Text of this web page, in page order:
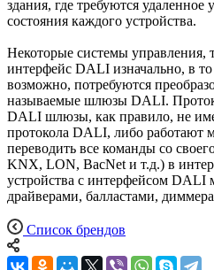
здания, где требуются
состояния каждого устройства.
Некоторые системы управления,
интерфейс DALI изначально, в
возможно, потребуются
называемые шлюзы DALI.
DALI шлюзы, как правило, не
протокола DALI, либо работают
переводить все команды со
KNX, LON, BacNet и т.д.) в
устройства с интерфейсом DALI
драйверами, балластами,
Список брендов